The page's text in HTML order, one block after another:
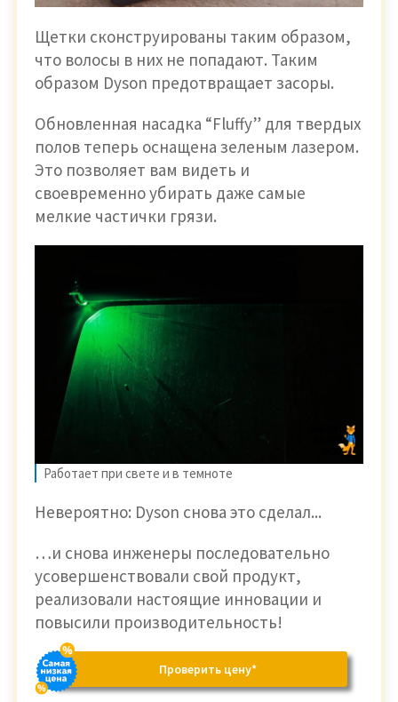
Щетки сконструированы таким образом,
что волосы в них не попадают. Таким
образом Dyson предотвращает засоры.
Обновленная насадка “Fluffy” для твердых
полов теперь оснащена зеленым лазером.
Это позволяет вам видеть и
своевременно убирать даже самые
мелкие частички грязи.
Работает при свете и в темноте
Невероятно: Dyson снова это сделал...
…и снова инженеры последовательно
усовершенствовали свой продукт,
реализовали настоящие инновации и
повысили производительность!
Проверить цену*